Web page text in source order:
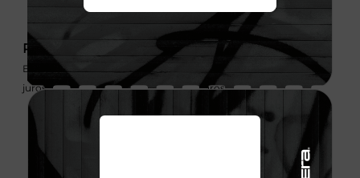
R$ 349,99
Em até 6x de 58,33 sem
juros
R$ 349,99
Em até 6x de 58,33 sem
juros